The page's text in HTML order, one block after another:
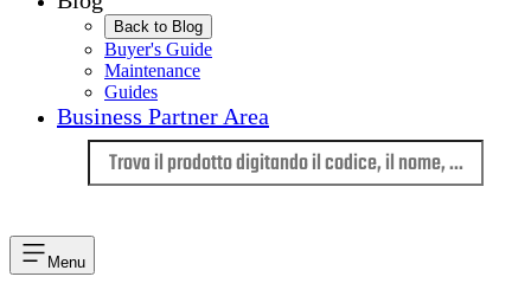
Back to Blog
Buyer's Guide
Maintenance
Guides
Business Partner Area
Menu